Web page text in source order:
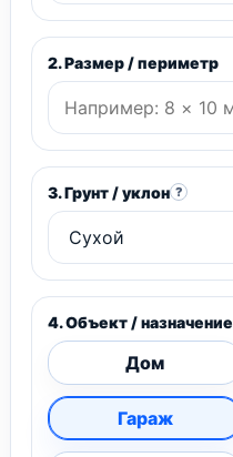
2. Размер / периметр
3. Грунт / уклон ?
4. Объект / назначение
Дом
Гараж